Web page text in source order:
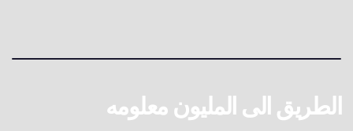
الطريق الى المليون معلومه